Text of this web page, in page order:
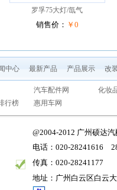
罗孚75大灯/氙气
销售价： ￥0
中心 最新产品 产品展示 改
汽车配件网
化妆
行榜 惠用车网
@2004-2012 广州硕达
电话：020-28241616
传真：020-28241177
地址：广州白云区白云